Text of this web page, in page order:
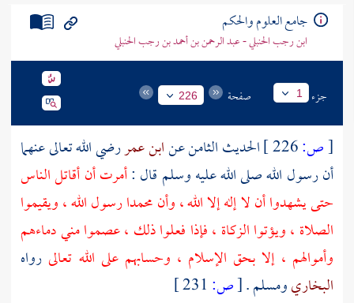
جامع العلوم والحكم
ابن رجب الحنبلي - عبد الرحمن بن أحمد بن رجب الحنبلي
جزء 1 صفحة 226
[ص: الحديث الثامن عنابن عمررضي الله تعالى عنهما
أن رسول الله صلى الله عليه وسلم قال :أمرت أن أقاتل الناس
حتى يشهدوا أن لا إله إلا الله ، وأن محمدا رسول الله ، ويقيموا
الصلاة ، ويؤتوا الزكاة ، فإذا فعلوا ذلك ، عصموا مني دماءهم
وأموالهم ، إلا بحق الإسلام ، وحسابهم على الله تعالى رواه
البخاريومسلم.
[ص: